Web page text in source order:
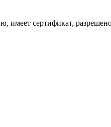
имеет сертификат,